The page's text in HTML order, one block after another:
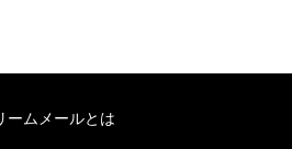
ームメールとは